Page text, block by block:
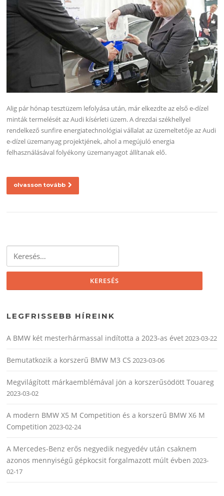
Alig pár hónap tesztüzem lefolyása után, már elkezdte az első e-dízel
minták termelését az Audi kísérleti üzem. A drezdai székhellyel
rendelkező sunfire energiatechnológiai vállalat az üzemeltetője az Audi
e-dízel üzemanyag projektjének, ahol a megújuló energia
felhasználásával folyékony üzemanyagot állítanak elő.
olvasson tovább
LEGFRISSEBB HÍREINK
A BMW két mesterhármassal indította a 2023-as évet2023-03-22
Bemutatkozik a korszerű BMW M3 CS 2023-03-06
Megvilágított márkaemblémával jön a korszerűsödött Touareg
2023-03-02
A modern BMW X5 M Competition és a korszerű BMW X6 M
Competition 2023-02-24
A Mercedes-Benz erős negyedik negyedév után csaknem
azonos mennyiségű gépkocsit forgalmazott múlt évben 2023-
02-17